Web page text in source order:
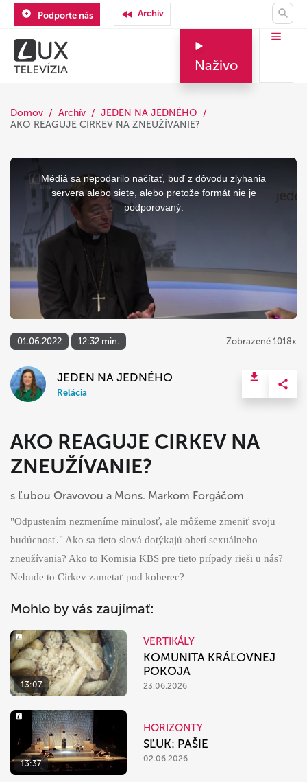
Podporte nás Archív
Naživo
Domov Archív
JEDEN NA JEDNÉHO
AKO REAGUJE CIRKEV NA ZNEUŽÍVANIE?
This
window.
Médiá sa nepodarilo načítať, buď z dôvodu zlyhania
servera alebo siete, alebo pretože formát nie je
podporovaný.
01.06.2022 12:32 min. Zobrazené 1018x
JEDEN NA JEDNÉHO
Relácia
AKO REAGUJE CIRKEV NA
ZNEUŽÍVANIE?
s Ľubou Oravovou a Mons. Markom Forgáčom
"Odpustením nezmeníme minulosť, ale môžeme zmeniť svoju
budúcnosť." Ako sa tieto slová dotýkajú obetí sexuálneho
zneužívania? Ako to Komisia KBS pre tieto prípady rieši u nás?
Nebude to Cirkev zametať pod koberec?
Mohlo by vás zaujímať:
13:07
VERTIKÁLY
KOMUNITA KRÁĽOVNEJ
POKOJA
23.06.2026
13:37
HORIZONTY
SĽUK: PAŠIE
02.06.2026